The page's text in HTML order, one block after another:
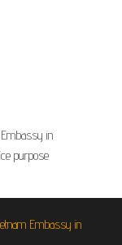
in
purpose
Embassy in